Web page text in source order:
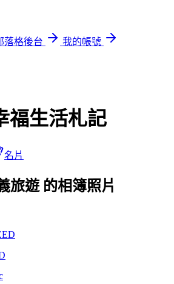
落格後台
我的帳號
福生活札記
名片
旅遊 的相簿照片